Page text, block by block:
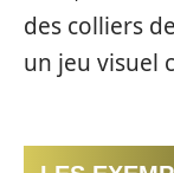
des colliers
un jeu visuel